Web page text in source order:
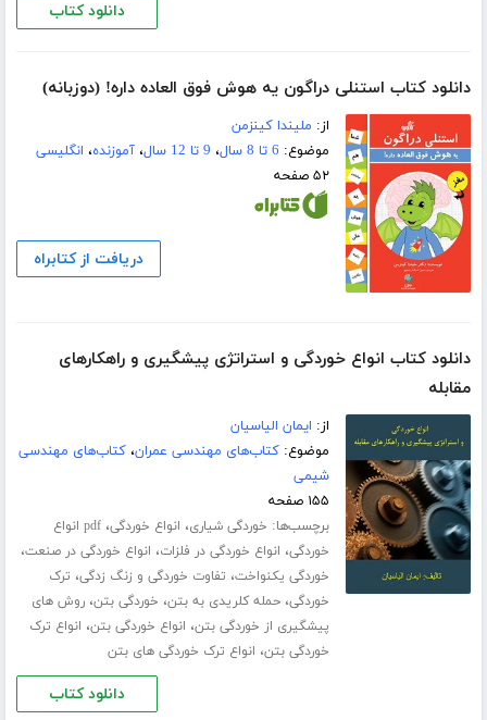
دانلود کتاب
دانلود کتاب استنلی دراگون یه هوش فوق العاده داره! (دوزبانه)
از: ملیندا کینزمن
موضوع: 6 تا 8 سال ، 9 تا 12 سال ،آموزنده، انگلیسی
۵۲ صفحه
دریافت از کتابراه
دانلود کتاب انواع خوردگی و استراتژی پیشگیری و راهکارهای
مقابله
از: ایمان الیاسیان
موضوع:کتاب‌های مهندسی عمران،کتاب‌های مهندسی
شیمی
۱۵۵ صفحه
برچسب‌ها: خوردگی شیاری، انواع خوردگی،
pdf انواع
خوردگی، انواع خوردگی در فلزات، انواع خوردگی در صنعت،
خوردگی یکنواخت، تفاوت خوردگی و زنگ زدگی، ترک
خوردگی،حمله کلریدی به بتن، خوردگی بتن،روش های
پیشگیری از خوردگی بتن، انواع خوردگی بتن، انواع ترک
خوردگی بتن، انواع ترک خوردگی های بتن
دانلود کتاب